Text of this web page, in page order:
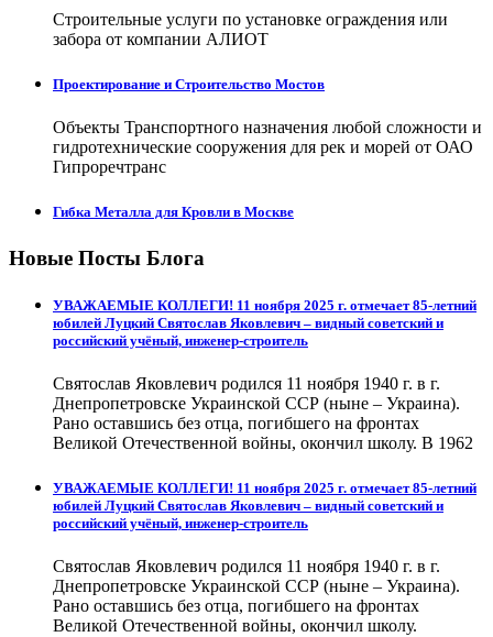
Строительные услуги по установке ограждения или
забора от компании АЛИОТ
Проектирование и Строительство Мостов
Объекты Транспортного назначения любой сложности и
гидротехнические сооружения для рек и морей от ОАО
Гипроречтранс
Гибка Металла для Кровли в Москве
Новые Посты Блога
УВАЖАЕМЫЕ КОЛЛЕГИ! 11 ноября 2025 г. отмечает 85-летний
юбилей Луцкий Святослав Яковлевич – видный советский и
российский учёный, инженер-строитель
Святослав Яковлевич родился 11 ноября 1940 г. в г.
Днепропетровске Украинской ССР (ныне – Украина).
Рано оставшись без отца, погибшего на фронтах
Великой Отечественной войны, окончил школу. В 1962
УВАЖАЕМЫЕ КОЛЛЕГИ! 11 ноября 2025 г. отмечает 85-летний
юбилей Луцкий Святослав Яковлевич – видный советский и
российский учёный, инженер-строитель
Святослав Яковлевич родился 11 ноября 1940 г. в г.
Днепропетровске Украинской ССР (ныне – Украина).
Рано оставшись без отца, погибшего на фронтах
Великой Отечественной войны, окончил школу.